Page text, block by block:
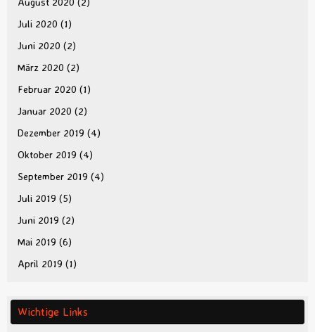
Juli 2020 (1)
Juni 2020 (2)
März 2020 (2)
Februar 2020 (1)
Januar 2020 (2)
Dezember 2019 (4)
Oktober 2019 (4)
September 2019 (4)
Juli 2019 (5)
Juni 2019 (2)
Mai 2019 (6)
April 2019 (1)
Wichtige Links